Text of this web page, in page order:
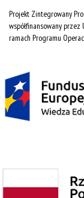
Projekt Zintegrowany
współfinansowany przez
ramach Programu